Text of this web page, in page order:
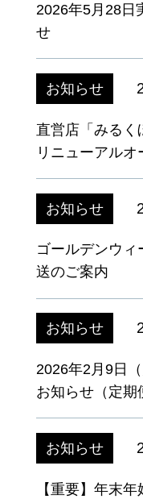
2026年5月28日
せ
お知らせ
直営店「みるく
リニューアルオ
お知らせ
ゴールデンウ
送のご案内
お知らせ
2026年2月9日
お知らせ（定期
お知らせ
【重要】年末